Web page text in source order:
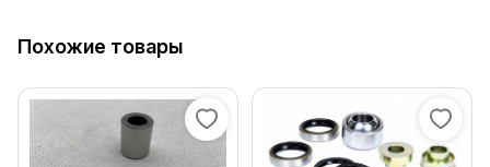
Похожие товары